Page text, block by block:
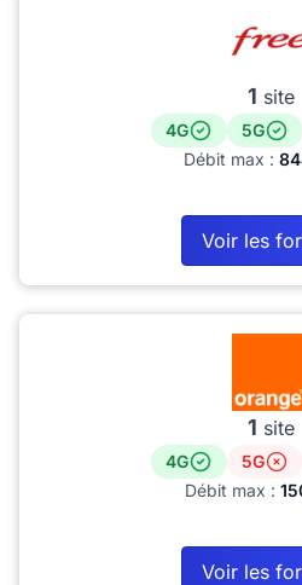
1 site
4G 5G
Débit max :
Voir les
1 site
4G 5G
Débit max :
Voir les